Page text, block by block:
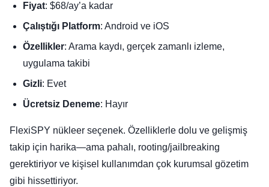
Fiyat: $68/ay’a kadar
Çalıştığı Platform: Android ve iOS
Özellikler: Arama kaydı, gerçek zamanlı izleme,
uygulama takibi
Gizli: Evet
Ücretsiz Deneme: Hayır
FlexiSPY nükleer seçenek. Özelliklerle dolu ve gelişmiş
takip için harika—ama pahalı, rooting/jailbreaking
gerektiriyor ve kişisel kullanımdan çok kurumsal gözetim
gibi hissettiriyor.